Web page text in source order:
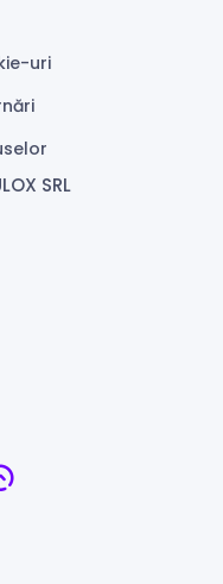
uri
SRL